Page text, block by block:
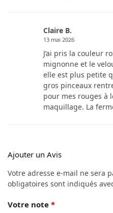
Claire B.
13 mai 2026
J’ai pris la couleur
mignonne et le
elle est plus petite
gros pinceaux
pour mes rouges à
maquillage. La
Ajouter un Avis
Votre adresse e-mail ne sera
obligatoires sont indiqués
Votre note *